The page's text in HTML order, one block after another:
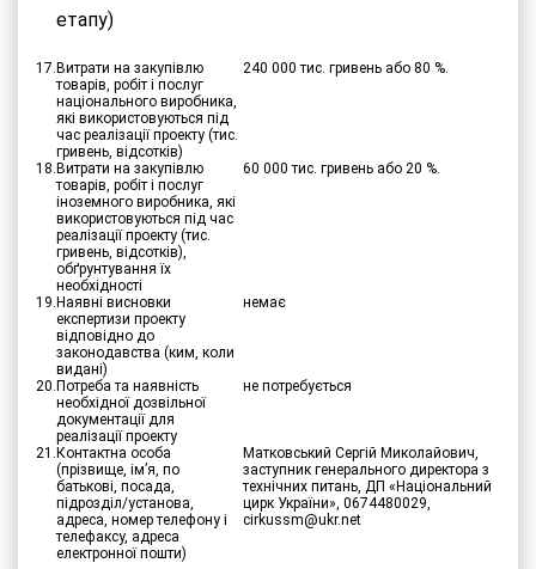
етапу)
17. Витрати на закупівлю
товарів, робіт і послуг
національного виробника,
які використовуються під
час реалізації проекту (тис.
гривень, відсотків)
240 000 тис. гривень або 80 %.
18. Витрати на закупівлю
товарів, робіт і послуг
іноземного виробника, які
використовуються під час
реалізації проекту (тис.
гривень, відсотків),
обґрунтування їх
необхідності
60 000 тис. гривень або 20 %.
19. Наявні висновки
експертизи проекту
відповідно до
законодавства (ким, коли
видані)
немає
20. Потреба та наявність
необхідної дозвільної
документації для
реалізації проекту
не потребується
21. Контактна особа
(прізвище, ім’я, по
батькові, посада,
підрозділ/установа,
адреса, номер телефону і
телефаксу, адреса
електронної пошти)
Матковський Сергій Миколайович,
заступник генерального директора з
технічних питань, ДП «Національний
цирк України», 0674480029,
cirkussm@ukr.net